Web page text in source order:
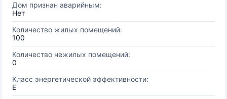
Дом признан аварийным:
Нет
Количество жилых помещений:
100
Количество нежилых помещений:
0
Класс энергетической эффективности:
E